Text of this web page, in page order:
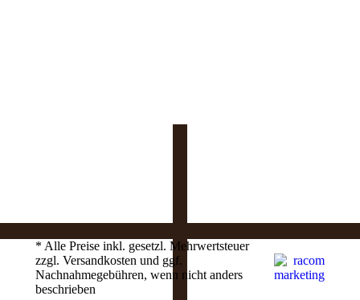
* Alle Preise inkl. gesetzl. Mehrwertsteuer
zzgl. Versandkosten und ggf.
Nachnahmegebühren, wenn nicht anders
beschrieben